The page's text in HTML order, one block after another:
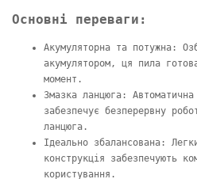
Основні переваги:
Акумуляторна та потужна:
акумулятором, ця пила
момент.
Змазка ланцюга:
забезпечує безперервну
ланцюга.
Ідеально збалансована:
конструкція забезпечують
користування.